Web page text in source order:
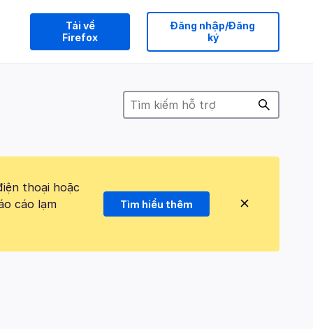
Tải về
Firefox
Đăng nhập/Đăng
ký
thoại hoặc
cáo lạm
Tìm hiểu thêm